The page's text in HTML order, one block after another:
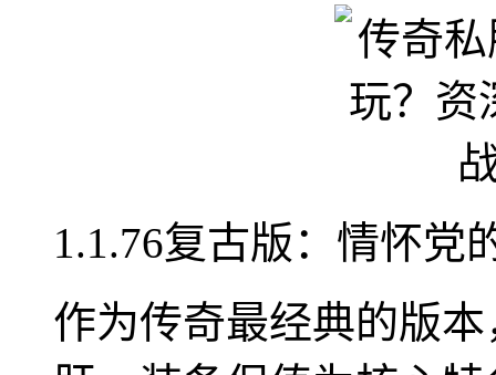
1.1.76复古版：情怀党
作为传奇最经典的版